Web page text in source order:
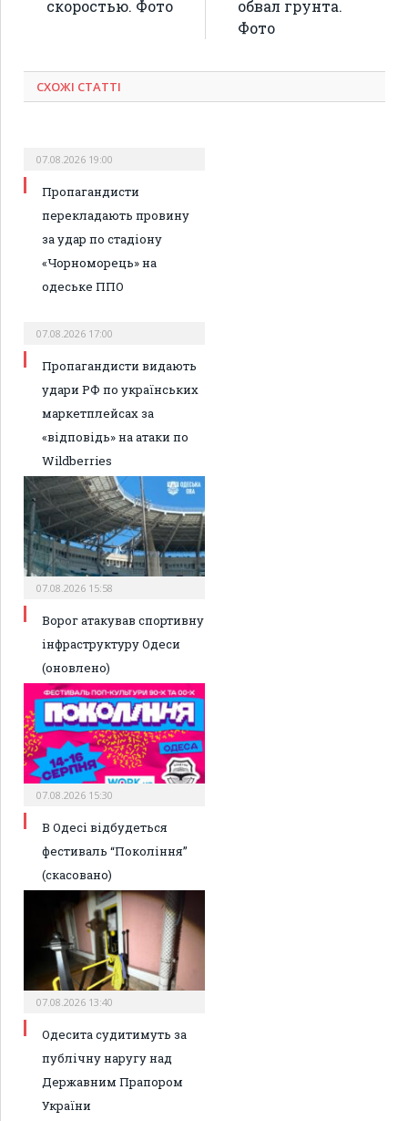
скоростью. Фото
обвал грунта.
Фото
СХОЖІ СТАТТІ
07.08.2026 19:00
Пропагандисти
перекладають провину
за удар по стадіону
«Чорноморець» на
одеське ППО
07.08.2026 17:00
Пропагандисти видають
удари РФ по українських
маркетплейсах за
«відповідь» на атаки по
Wildberries
07.08.2026 15:58
Ворог атакував спортивну
інфраструктуру Одеси
(оновлено)
07.08.2026 15:30
В Одесі відбудеться
фестиваль “Покоління”
(скасовано)
07.08.2026 13:40
Одесита судитимуть за
публічну наругу над
Державним Прапором
України